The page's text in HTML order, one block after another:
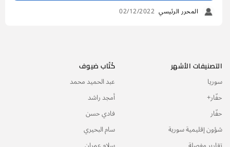
المحرر الرئيسي 02/12/2022
التصنيفات الأشهر
سوريا
حفّار+
حفّار
شؤون إقليمية سورية
كُتّاب ضيوف
عبد الحميد محمد
أمجد راشد
فادي حسن
سام البحيري